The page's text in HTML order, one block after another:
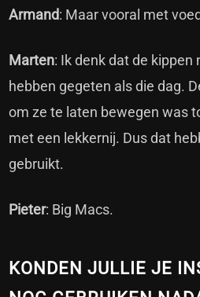
Armand: Maar vooral met
Marten: Ik denk dat de kippen
hebben gegeten als die dag.
om ze te laten bewegen was
met een lekkernij. Dus dat
gebruikt.
Pieter: Big Macs.
KONDEN JULLIE JE